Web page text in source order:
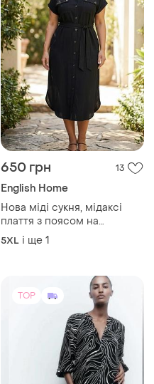
650 грн 13
English Home
Нова міді сукня, мідаксі
плаття з поясом на
гудзиках, великий розмір,
батал.
5XL і ще 1
TOP